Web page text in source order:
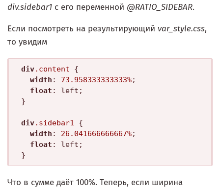
div.sidebar1 с его переменной @RATIO_SIDEBAR.
Если посмотреть на результирующий var_style.css,
то увидим
div.content {
width : 73.958333333333%;
float : left;
}
div.sidebar1 {
width : 26.041666666667%;
float : left;
Что в сумме даёт 100%. Теперь, если ширина